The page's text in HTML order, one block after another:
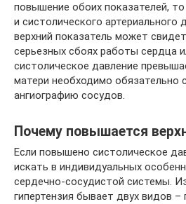
повышение обоих показателей,
и систолического
верхний показатель может
серьезных сбоях работы сердца
систолическое давление
матери необходимо обязательно
ангиографию сосудов.
Почему повышается
Если повышено систолическое
искать в индивидуальных
сердечно-сосудистой системы.
гипертензия бывает двух видов –